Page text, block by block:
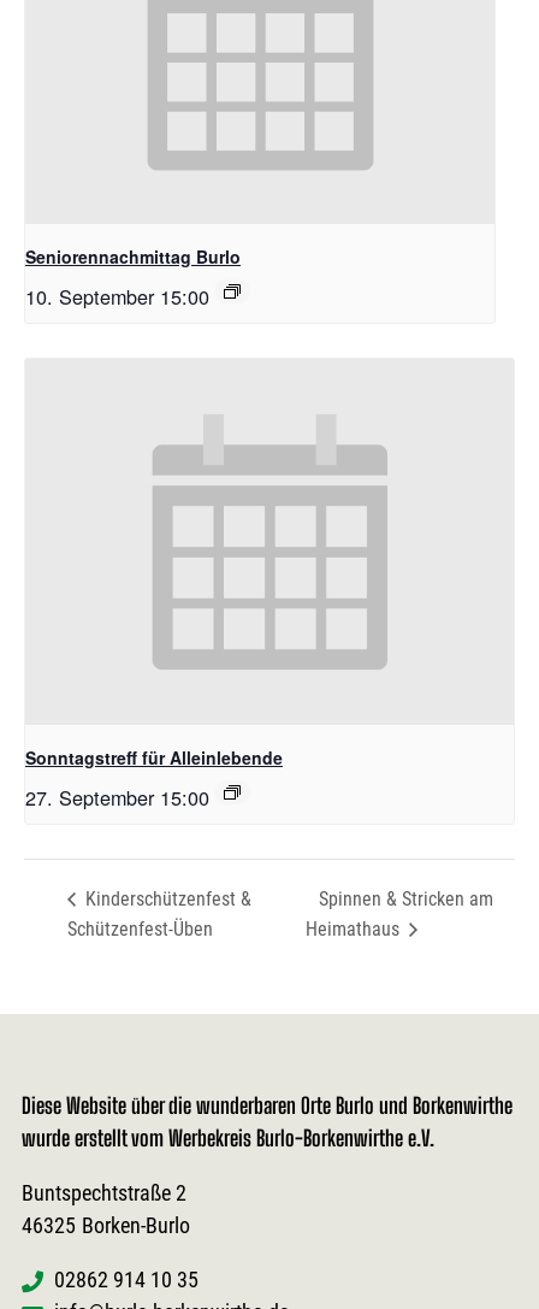
Seniorennachmittag Burlo
10. September 15:00
Sonntagstreff für Alleinlebende
27. September 15:00
Kinderschützenfest &
Schützenfest-Üben
Spinnen & Stricken am
Heimathaus
Diese Website über die wunderbaren Orte Burlo und Borkenwirthe
wurde erstellt vom Werbekreis Burlo-Borkenwirthe e.V.
Buntspechtstraße 2
46325 Borken-Burlo
02862 914 10 35